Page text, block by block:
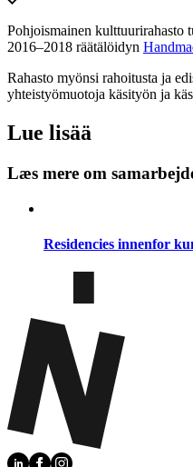
Pohjoismainen kulttuurirahasto
2016–2018 räätälöidyn
Rahasto myönsi rahoitusta ja
yhteistyömuotoja käsityön ja
Lue lisää
Læs mere om
Residencies innenfor